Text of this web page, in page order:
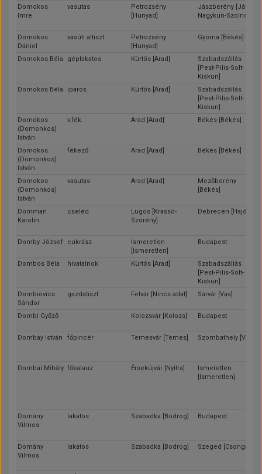
Domokos
Imre
vasutas
Petrozsény
[Hunyad]
Jászberény [Jász-
Nagykun-Szolnok]
Domokos
Dániel
vasúti altiszt
Petrozsény
[Hunyad]
Gyoma [Békés]
Domokos Béla géplakatos Kürtös [Arad]
Szabadszállás
[Pest-Pilis-Solt-
Kiskun]
Domokos Béla iparos Kürtös [Arad]
Szabadszállás
[Pest-Pilis-Solt-
Kiskun]
Domokos
(Domonkos)
István
v.fék. Arad [Arad] Békés [Békés]
Domokos
(Domonkos)
István
fékező Arad [Arad] Békés [Békés]
Domokos
(Domonkos)
István
vasutas Arad [Arad]
Mezőberény
[Békés]
Domman
Karolin
cseléd
Lugos [Krassó-
Szörény]
Debrecen [Hajdú]
Domby József cukrász
Ismeretlen
[Ismeretlen]
Budapest
Dombos Béla hivatalnok Kürtös [Arad]
Szabadszállás
[Pest-Pilis-Solt-
Kiskun]
Dombiovics
Sándor
gazdatiszt Felvár [Nincs adat] Sárvár [Vas]
Dombi Győző Kolozsvár [Kolozs] Budapest
Dombay István főpincér Temesvár [Temes] Szombathely [Vas]
Dombai Mihály főkalauz Érsekújvár [Nyitra]
Ismeretlen
[Ismeretlen]
Domány
Vilmos
lakatos Szabadka [Bodrog] Budapest
Domány
Vilmos
lakatos Szabadka [Bodrog] Szeged [Csongrád]